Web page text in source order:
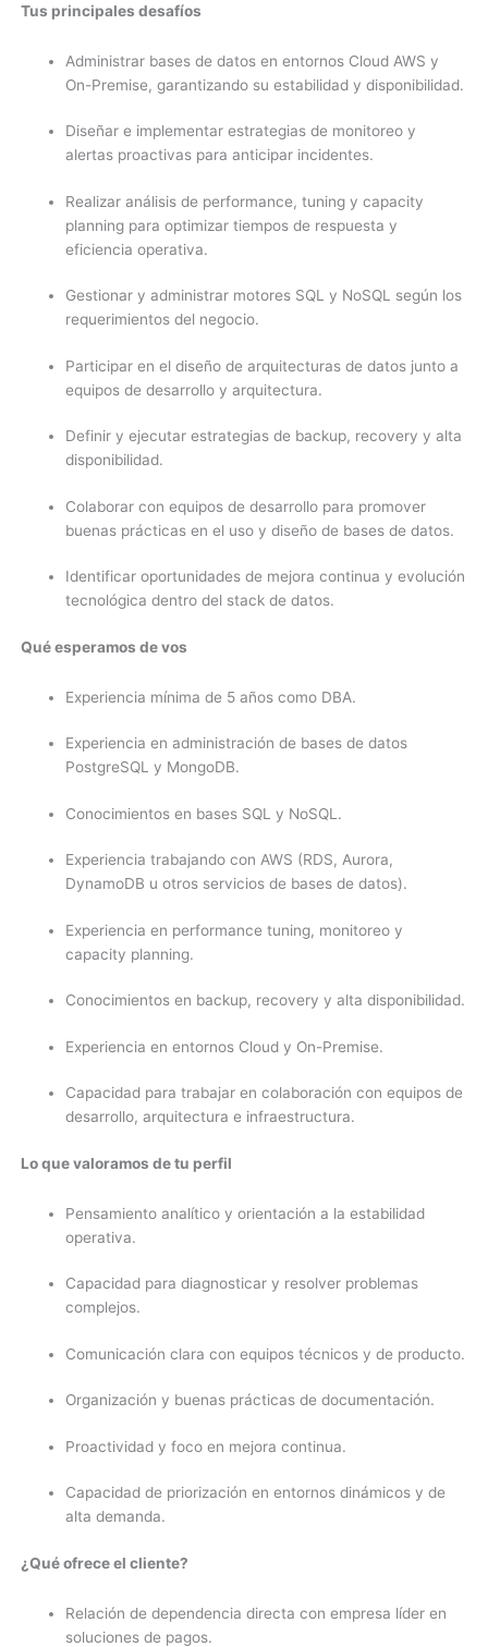
Tus principales desafíos
Administrar bases de datos en entornos Cloud AWS y
On-Premise, garantizando su estabilidad y disponibilidad.
Diseñar e implementar estrategias de monitoreo y
alertas proactivas para anticipar incidentes.
Realizar análisis de performance, tuning y capacity
planning para optimizar tiempos de respuesta y
eficiencia operativa.
Gestionar y administrar motores SQL y NoSQL según los
requerimientos del negocio.
Participar en el diseño de arquitecturas de datos junto a
equipos de desarrollo y arquitectura.
Definir y ejecutar estrategias de backup, recovery y alta
disponibilidad.
Colaborar con equipos de desarrollo para promover
buenas prácticas en el uso y diseño de bases de datos.
Identificar oportunidades de mejora continua y evolución
tecnológica dentro del stack de datos.
Qué esperamos de vos
Experiencia mínima de 5 años como DBA.
Experiencia en administración de bases de datos
PostgreSQL y MongoDB.
Conocimientos en bases SQL y NoSQL.
Experiencia trabajando con AWS (RDS, Aurora,
DynamoDB u otros servicios de bases de datos).
Experiencia en performance tuning, monitoreo y
capacity planning.
Conocimientos en backup, recovery y alta disponibilidad.
Experiencia en entornos Cloud y On-Premise.
Capacidad para trabajar en colaboración con equipos de
desarrollo, arquitectura e infraestructura.
Lo que valoramos de tu perfil
Pensamiento analítico y orientación a la estabilidad
operativa.
Capacidad para diagnosticar y resolver problemas
complejos.
Comunicación clara con equipos técnicos y de producto.
Organización y buenas prácticas de documentación.
Proactividad y foco en mejora continua.
Capacidad de priorización en entornos dinámicos y de
alta demanda.
¿Qué ofreceel cliente?
Relación de dependencia directa con empresa líder en
soluciones de pagos.